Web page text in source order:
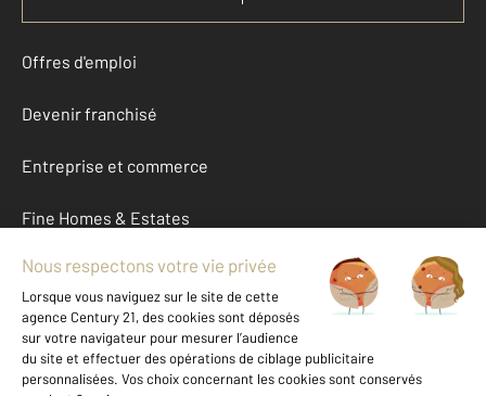
Offres d'emploi
Devenir franchisé
Entreprise et commerce
Fine Homes & Estates
À propos
International
Nous contacter